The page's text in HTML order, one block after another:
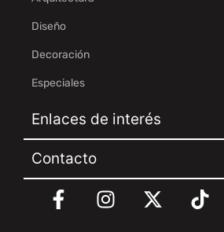
Diseño
Decoración
Especiales
Enlaces de interés
Contacto